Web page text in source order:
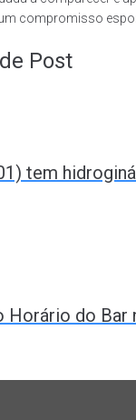
compromisso
Post
tem
Horário do Bar